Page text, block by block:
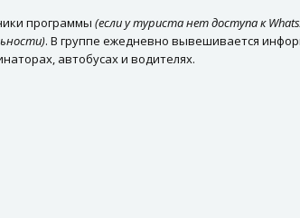
программы (если у туриста нет доступа к
. В группе ежедневно вывешивается
автобусах и водителях.